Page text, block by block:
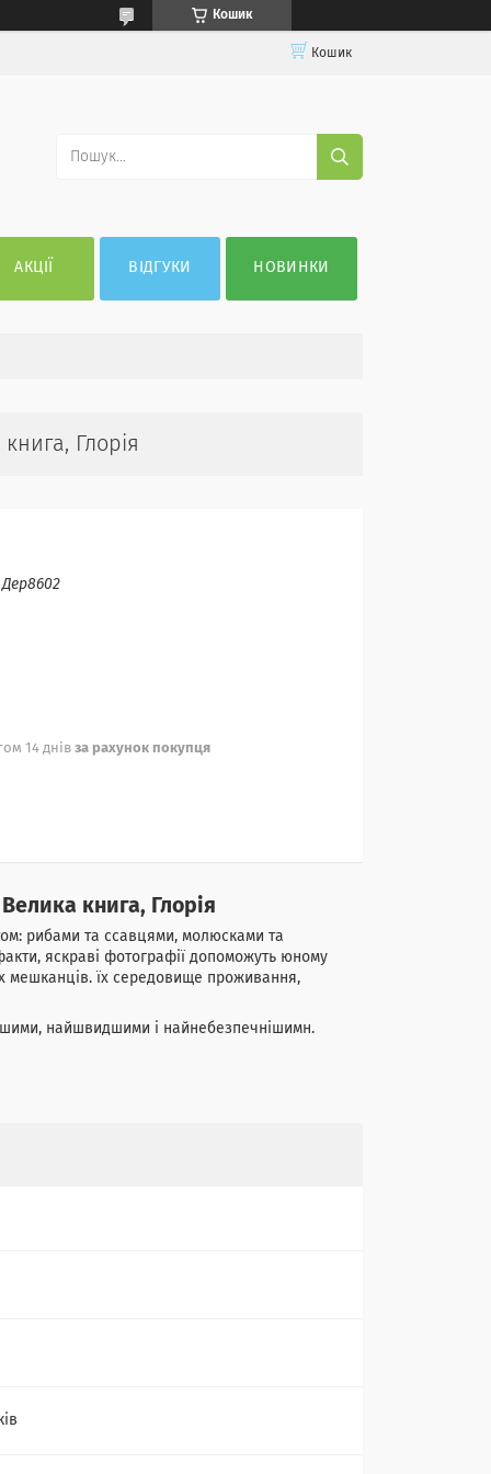
Кошик
Кошик
АКЦІЇ ВІДГУКИ НОВИНКИ
Глорія
Дер8602
14 днів за рахунок покупця
книга, Глорія
рибами та ссавцями, молюсками та
яскраві фотографії допоможуть юному
мешканців. їх середовище проживання,
найшвидшими і найнебезпечнішимн.